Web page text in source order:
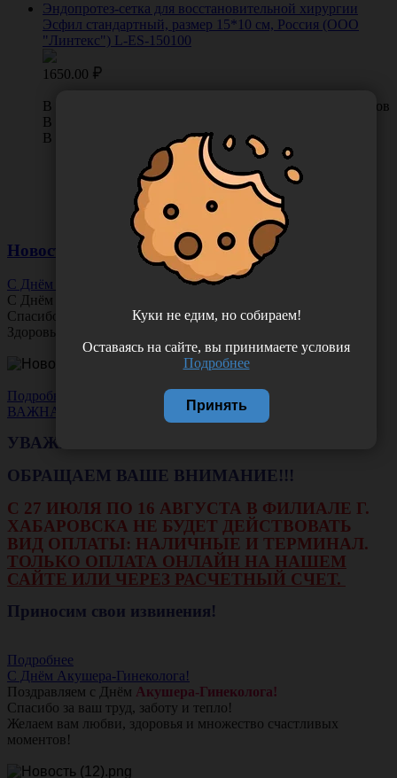
Эндопротез-сетка для восстановительной хирургии
Эсфил стандартный, размер 15*10 см, Россия (ООО
"Линтекс") L-ES-150100
1650.00
0 отзывов
В КОРЗИНУ
В наличии во Владивостоке 3 шт.
В наличии в Хабаровске 0 шт.
Новости
С Днём Офтальмолога!
С Днём
Спасибо за ясное зрение и заботу о пациентах.
Здоровья вам и новых профессиональных побед!
Подробнее
ВАЖНАЯ НОВОСТЬ
УВАЖАЕМЫЕ КЛИЕНТЫ!
ОБРАЩАЕМ ВАШЕ ВНИМАНИЕ!!!
С 27 ИЮЛЯ ПО 16 АВГУСТА В ФИЛИАЛЕ Г.
ХАБАРОВСКА НЕ БУДЕТ ДЕЙСТВОВАТЬ
ВИД ОПЛАТЫ: НАЛИЧНЫЕ И ТЕРМИНАЛ.
ТОЛЬКО ОПЛАТА ОНЛАЙН НА НАШЕМ
САЙТЕ ИЛИ ЧЕРЕЗ РАСЧЕТНЫЙ СЧЕТ.
Приносим свои извинения!
Подробнее
С Днём Акушера-Гинеколога!
Поздравляем с Днём Акушера-Гинеколога!
Спасибо за ваш труд, заботу и тепло!
Желаем вам любви, здоровья и множество счастливых
моментов!
Куки не едим, но собираем!
Оставаясь на сайте, вы принимаете условия
Подробнее
Принять